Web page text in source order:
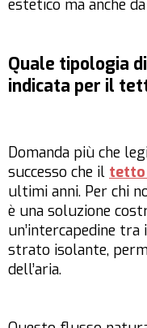
estetico ma anche
Quale tipologia
indicata per il
Domanda più che
successo che il
ultimi anni. Per chi
è una soluzione
un’intercapedine
strato isolante,
dell’aria.